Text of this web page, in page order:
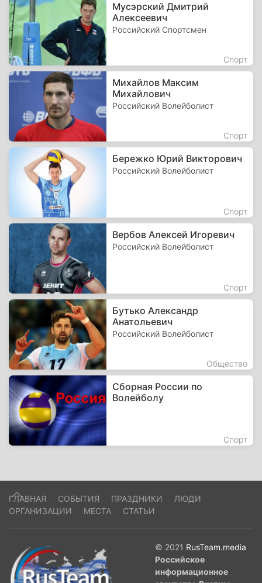
Мусэрский Дмитрий
Алексеевич
Российский Спортсмен
Спорт
Михайлов Максим
Михайлович
Российский Волейболист
Спорт
Бережко Юрий Викторович
Российский Волейболист
Спорт
Вербов Алексей Игоревич
Российский Волейболист
Спорт
Бутько Александр
Анатольевич
Российский Волейболист
Общество
Сборная России по
Волейболу
Спорт
ГЛАВНАЯ СОБЫТИЯ ПРАЗДНИКИ
ЛЮДИ
ОРГАНИЗАЦИИ
МЕСТА СТАТЬИ
© 2021 RusTeam.media
Российское
информационное